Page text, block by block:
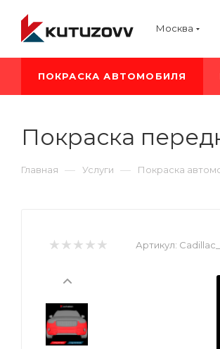
Москва
ПОКРАСКА АВТОМОБИЛЯ
Покраска
Главная — Услуги — Покраска
Артикул: